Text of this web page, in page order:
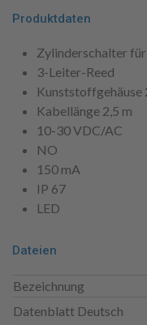
Produktdaten
Zylinderschalter
3-Leiter-Reed
Kunststoffgehäuse
Kabellänge 2,5 m
10-30 VDC/AC
NO
150 mA
IP 67
LED
Dateien
Bezeichnung
Datenblatt Deutsch